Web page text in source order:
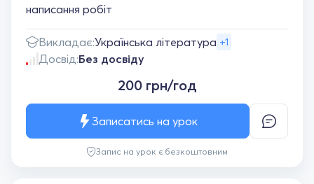
написання робіт
Викладає:Українська література +1
Досвід:Без досвіду
200 грн/год
Запис на урок є безкоштовним
Записатись на урок